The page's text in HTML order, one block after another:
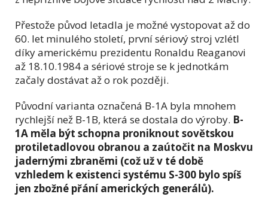
Přestože původ letadla je možné vystopovat až do
60. let minulého století, první sériový stroj vzlétl
díky americkému prezidentu Ronaldu Reaganovi
až 18.10.1984 a sériové stroje se k jednotkám
začaly dostávat až o rok později.
Původní varianta označená B-1A byla mnohem
rychlejší než B-1B, která se dostala do výroby. B-
1A měla být schopna proniknout sovětskou
protiletadlovou obranou a zaútočit na Moskvu
jadernými zbraněmi (což už v té době
vzhledem k existenci systému S-300 bylo spíš
jen zbožné přání amerických generálů).